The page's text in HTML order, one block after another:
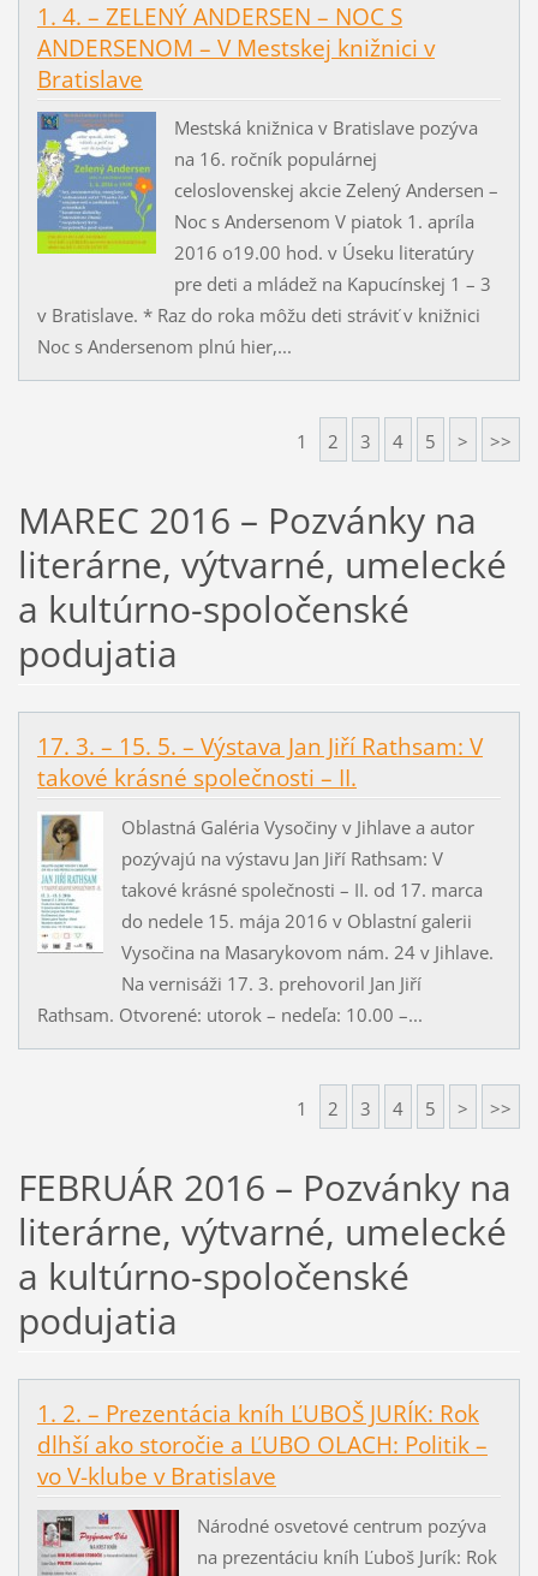
1. 4. – ZELENÝ ANDERSEN – NOC S
ANDERSENOM – V Mestskej knižnici v
Bratislave
Mestská knižnica v Bratislave pozýva
na 16. ročník populárnej
celoslovenskej akcie Zelený Andersen –
Noc s Andersenom V piatok 1. apríla
2016 o19.00 hod. v Úseku literatúry
pre deti a mládež na Kapucínskej 1 – 3
v Bratislave. * Raz do roka môžu deti stráviť v knižnici
Noc s Andersenom plnú hier,...
1 2 3 4 5 > >>
MAREC 2016 – Pozvánky na
literárne, výtvarné, umelecké
a kultúrno-spoločenské
podujatia
17. 3. – 15. 5. – Výstava Jan Jiří Rathsam: V
takové krásné společnosti – II.
Oblastná Galéria Vysočiny v Jihlave a autor
pozývajú na výstavu Jan Jiří Rathsam: V
takové krásné společnosti – II. od 17. marca
do nedele 15. mája 2016 v Oblastní galerii
Vysočina na Masarykovom nám. 24 v Jihlave.
Na vernisáži 17. 3. prehovoril Jan Jiří
Rathsam. Otvorené: utorok – nedeľa: 10.00 –...
1 2 3 4 5 > >>
FEBRUÁR 2016 – Pozvánky na
literárne, výtvarné, umelecké
a kultúrno-spoločenské
podujatia
1. 2. – Prezentácia kníh ĽUBOŠ JURÍK: Rok
dlhší ako storočie a ĽUBO OLACH: Politik –
vo V-klube v Bratislave
Národné osvetové centrum pozýva
na prezentáciu kníh Ľuboš Jurík: Rok